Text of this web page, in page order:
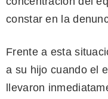
constar en la
Frente a esta
a su hijo cuando el
llevaron